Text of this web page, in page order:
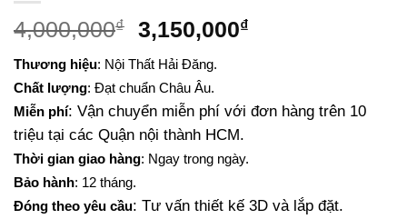
4,000,000₫
Giá
là:
4,000,000₫.
3,150,000₫Giá
3,150,000₫.
Thương hiệu: Nội Thất Hải Đăng.
Chất lượng: Đạt chuẩn Châu Âu.
Miễn phí: Vận chuyển miễn phí với đơn hàng trên 10
triệu tại các Quận nội thành HCM.
Thời gian giao hàng: Ngay trong ngày.
Bảo hành: 12 tháng.
Đóng theo yêu cầu: Tư vấn thiết kế 3D và lắp đặt.